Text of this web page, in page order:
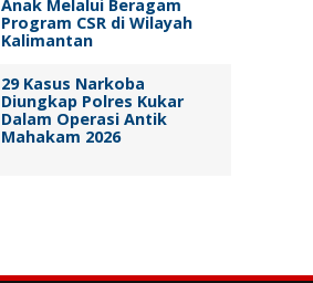
Anak Melalui Beragam
Program CSR di Wilayah
Kalimantan
29 Kasus Narkoba
Diungkap Polres Kukar
Dalam Operasi Antik
Mahakam 2026